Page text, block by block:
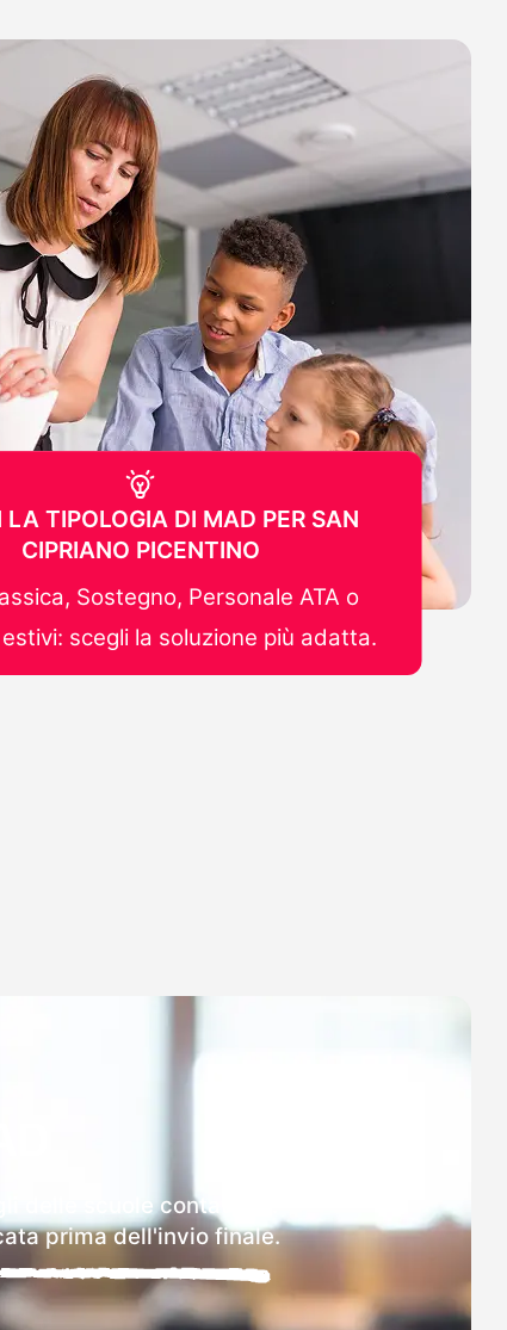
LA TIPOLOGIA DI MAD PER SAN
CIPRIANO PICENTINO
Sostegno, Personale ATA o
scegli la soluzione più adatta.
delle scuole contattate.
prima dell'invio finale.